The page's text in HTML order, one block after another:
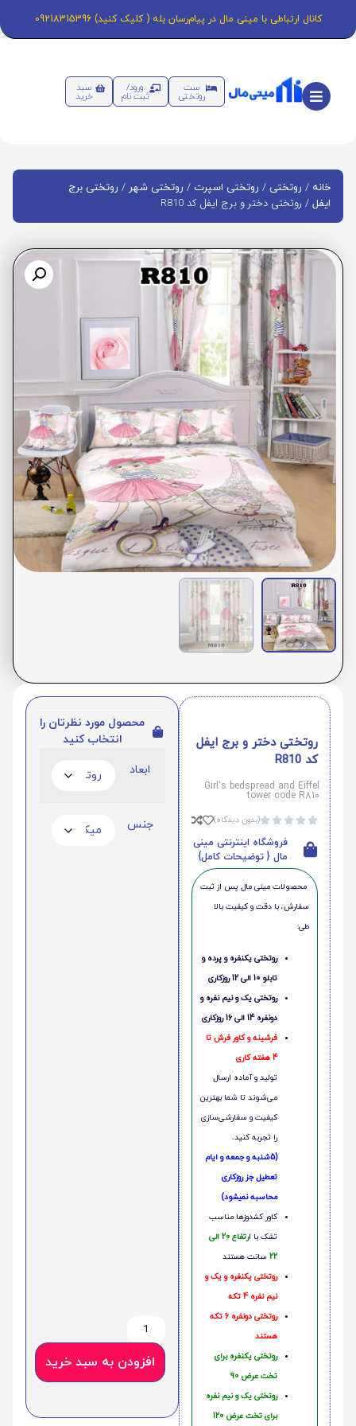
کانال ارتباطی با مینی مال در پیام‌رسان بله ( کلیک کنید) 09218315396
ست
روتختی
ورود/
ثبت نام
سبد
خرید
خانه / روتختی / روتختی اسپرت / روتختی شهر / روتختی برج
ایفل / روتختی دختر و برج ایفل کد R810
روتختی دختر و برج ایفل
کد R810
Girl's bedspread and Eiffel
tower code R810




(بدون دیدگاه)
فروشگاه اینترنتی مینی
مال { توضیحات کامل}
محصولات مینی‌ مال پس از ثبت
سفارش، با دقت و کیفیت بالا
طی:
روتختی یکنفره و پرده و
تابلو 10 الی 12 روزکاری
روتختی یک و نیم نفره و
دونفره 14 الی 16 روزکاری
فرشینه و کاور فرش تا
4 هفته کاری
تولید و آماده ارسال
می‌شوند تا شما بهترین
کیفیت و سفارشی‌سازی
را تجربه کنید.
(5شنبه و جمعه و ایام
تعطیل جز روزکاری
محاسبه نمیشود)
کاور کشدوزها مناسب
تشک با ا
رتفاع 20 الی
22 سانت هستند
روتختی یکنفره و یک و
نیم نفره 4 تکه
روتختی دونفره 6 تکه
هستند
روتختی یکنفره برای
تخت عرض 90
روتختی یک و نیم نفره
برای تخت عرض 120
محصول مورد نظرتان را
انتخاب کنید
ابعاد
جنس
افزودن به سبد خرید